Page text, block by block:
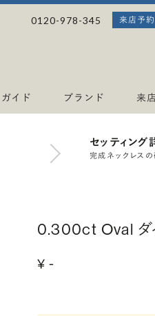
0120-978-345 来店予約
ガイド ブランド 来店
セッティング
完成ネックレスの
0.300ct Oval ダ
¥ -